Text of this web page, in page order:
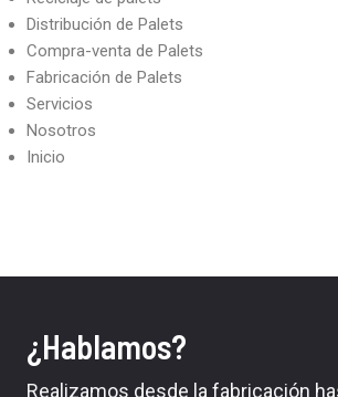
Distribución de Palets
Compra-venta de Palets
Fabricación de Palets
Servicios
Nosotros
Inicio
¿Hablamos?
Realizamos desde la fabricación